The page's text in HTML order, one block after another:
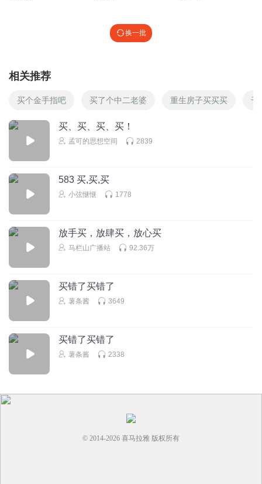
换一批
相关推荐
买个金手指吧 买了个中二老婆 重生房子买买买 千
买、买、买、买！
孟可的思想空间 2839
583 买,买,买
小弦惬惬 1778
放手买，放肆买，放心买
马栏山广播站 92.36万
买错了买错了
薯条酱 3649
买错了买错了
薯条酱 2338
© 2014-2026 喜马拉雅 版权所有